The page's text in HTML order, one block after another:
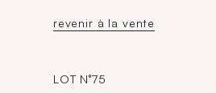
revenir à la vente
LOT N°75